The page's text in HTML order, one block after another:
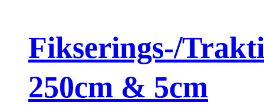
Fikserings-/
250cm & 5cm